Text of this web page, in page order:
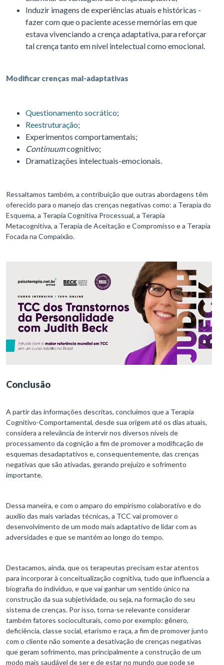
Induzir imagens de experiências atuais e históricas -
fazer com que o paciente acesse memórias em que
estava vivenciando a crença adaptativa, para reforçar
tal crença tanto em nível intelectual como emocional.
Modificar crenças mal-adaptativas
Questionamento socrático;
Reestruturação;
Experimentos comportamentais;
Continuumcognitivo;
Dramatizações intelectuais-emocionais.
Ressaltamos também, a contribuição que outras abordagens têm
oferecido para o manejo das crenças negativas como: a Terapia do
Esquema, a Terapia Cognitiva Processual, a Terapia
Metacognitiva, a Terapia de Aceitação e Compromisso e a Terapia
Focada na Compaixão.
Conclusão
A partir das informações descritas, concluímos que a Terapia
Cognitivo-Comportamental, desde sua origem até os dias atuais,
considera a relevância de intervir nos diversos níveis de
processamento da cognição a fim de promover a modificação de
esquemas desadaptativos e, consequentemente, das crenças
negativas que são ativadas, gerando prejuízo e sofrimento
importante.
Dessa maneira, e com o amparo do empirismo colaborativo e do
auxílio das mais variadas técnicas, a TCC vai promover o
desenvolvimento de um modo mais adaptativo de lidar com as
adversidades e que se mantém ao longo do tempo.
Destacamos, ainda, que os terapeutas precisam estar atentos
para incorporar à conceitualização cognitiva, tudo que influencia a
biografia do indivíduo, e que vai ganhar um sentido único na
construção da sua subjetividade, ou seja, na formação do seu
sistema de crenças. Por isso, torna-se relevante considerar
também fatores socioculturais, como por exemplo: gênero,
deficiência, classe social, etarismo e raça, a fim de promover junto
com o cliente não somente a desativação de crenças negativas
que geram sofrimento, mas principalmente a construção de um
modo mais saudável de ser e de estar no mundo que pode se